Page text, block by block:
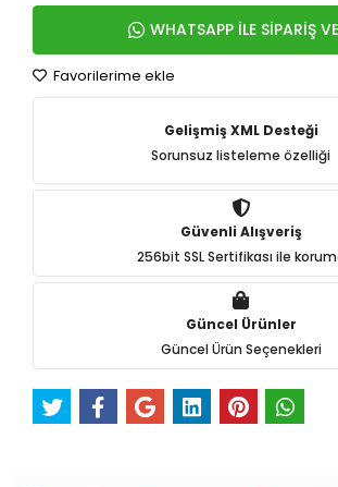
WHATSAPP İLE SİPARİŞ
Favorilerime ekle
Gelişmiş XML Desteği
Sorunsuz listeleme özelliği
Güvenli Alışveriş
256bit SSL Sertifikası ile
Güncel Ürünler
Güncel Ürün Seçenekleri